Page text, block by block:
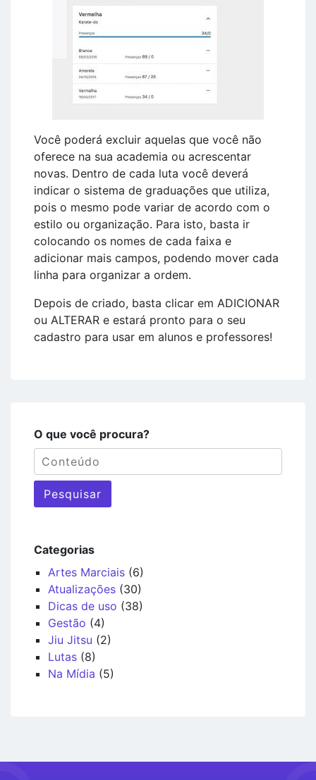
Você poderá excluir aquelas que você não
oferece na sua academia ou acrescentar
novas. Dentro de cada luta você deverá
indicar o sistema de graduações que utiliza,
pois o mesmo pode variar de acordo com o
estilo ou organização. Para isto, basta ir
colocando os nomes de cada faixa e
adicionar mais campos, podendo mover cada
linha para organizar a ordem.
Depois de criado, basta clicar em ADICIONAR
ou ALTERAR e estará pronto para o seu
cadastro para usar em alunos e professores!
O que você procura?
Pesquisar
Categorias
Artes Marciais (6)
Atualizações (30)
Dicas de uso (38)
Gestão (4)
Jiu Jitsu (2)
Lutas (8)
Na Mídia (5)